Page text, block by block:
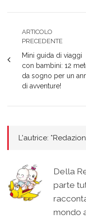
ARTICOLO
PRECEDENTE
Mini guida di viaggi
con bambini: 12
da sogno per un
di avventure!
L'autrice:
Della
parte
mondo